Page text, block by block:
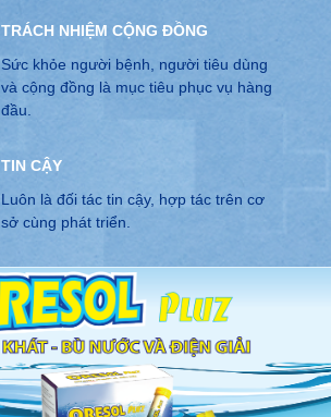
TRÁCH NHIỆM CỘNG ĐỒNG
Sức khỏe người bệnh, người tiêu dùng
và cộng đồng là mục tiêu phục vụ hàng
đầu.
TIN CẬY
Luôn là đối tác tin cậy, hợp tác trên cơ
sở cùng phát triển.